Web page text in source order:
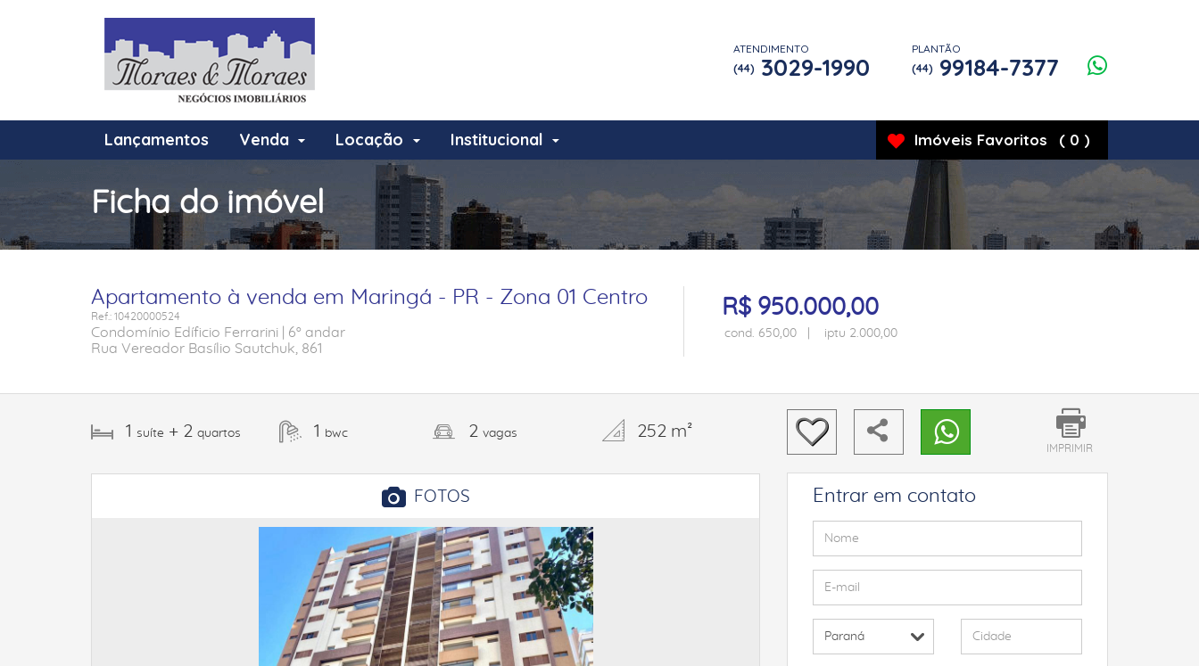
ATENDIMENTO
(44) 3029-1990
PLANTÃO
(44) 99184-7377
Lançamentos Venda Locação Institucional Imóveis Favoritos ( 0 )
Ficha do imóvel
Apartamento à venda em Maringá - PR - Zona 01 Centro
Ref.: 10420000524
Condomínio Edíficio Ferrarini | 6º andar
Rua Vereador Basílio Sautchuk, 861
R$ 950.000,00
cond. 650,00 | iptu 2.000,00
1 suíte + 2 quartos 1 bwc 2 vagas 252 m²
FOTOS
IMPRIMIR
Entrar em contato